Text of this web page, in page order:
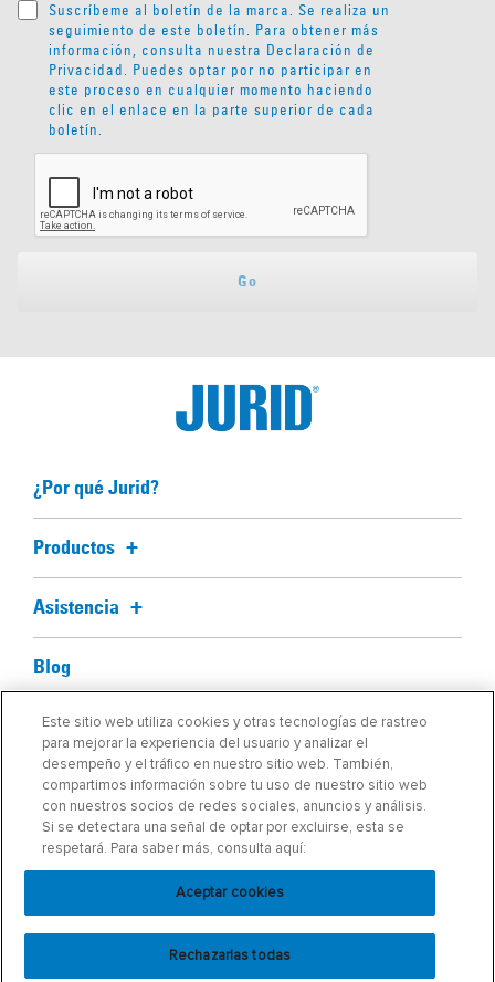
Suscríbeme al boletín de la marca. Se realiza un
seguimiento de este boletín. Para obtener más
información, consulta nuestra Declaración de
Privacidad
. Puedes optar por no participar en
este proceso en cualquier momento haciendo
clic en el enlace en la parte superior de cada
boletín.
Go
¿Por qué Jurid?
Productos
Asistencia
Blog
Acerca de nosotros
Buscar mi pieza
Dónde comprar
Este sitio web utiliza cookies y otras tecnologías de rastreo
para mejorar la experiencia del usuario y analizar el
desempeño y el tráfico en nuestro sitio web. También,
compartimos información sobre tu uso de nuestro sitio web
con nuestros socios de redes sociales, anuncios y análisis.
Si se detectara una señal de optar por excluirse, esta se
respetará. Para saber más, consulta aquí:
Rechazarlas todas
Aceptar cookies